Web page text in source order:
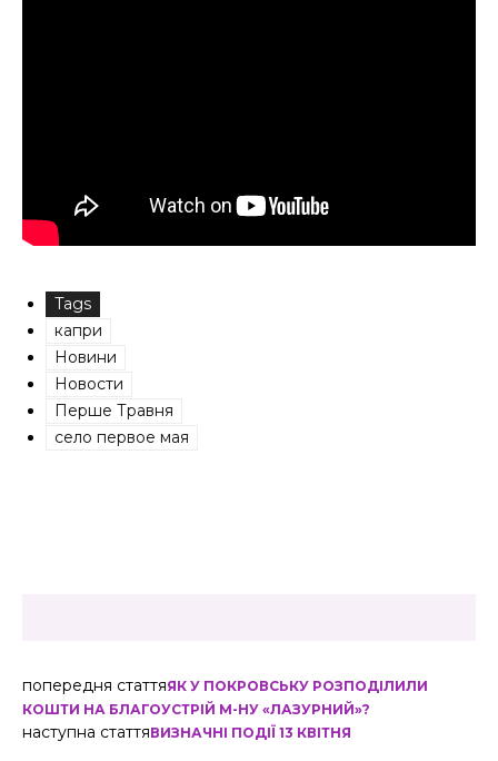
Tags
капри
Новини
Новости
Перше Травня
село первое мая
попередня статтяЯК У ПОКРОВСЬКУ РОЗПОДІЛИЛИ
КОШТИ НА БЛАГОУСТРІЙ М-НУ «ЛАЗУРНИЙ»?
наступна статтяВИЗНАЧНІ ПОДІЇ 13 КВІТНЯ